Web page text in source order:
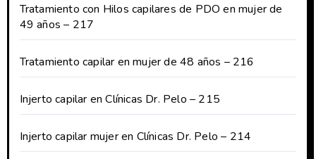
Tratamiento con Hilos capilares de PDO en mujer de
49 años – 217
Tratamiento capilar en mujer de 48 años – 216
Injerto capilar en Clínicas Dr. Pelo – 215
Injerto capilar mujer en Clínicas Dr. Pelo – 214